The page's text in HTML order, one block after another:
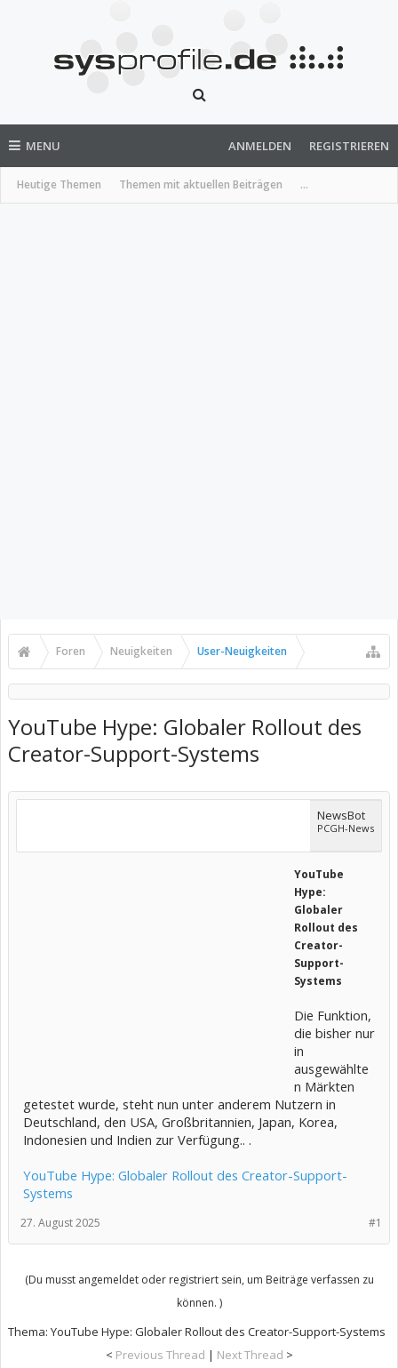
MENU
Heutige Themen Themen mit aktuellen Beiträgen ...
ANMELDEN REGISTRIEREN
Foren Neuigkeiten User-Neuigkeiten
YouTube Hype: Globaler Rollout des
Creator-Support-Systems
NewsBot
PCGH-News
YouTube
Hype:
Globaler
Rollout des
Creator-
Support-
Systems
Die Funktion,
die bisher nur
in
ausgewählte
n Märkten
getestet wurde, steht nun unter anderem Nutzern in
Deutschland, den USA, Großbritannien, Japan, Korea,
Indonesien und Indien zur Verfügung.. .
YouTube Hype: Globaler Rollout des Creator-Support-
Systems
#1
27. August 2025
(Du musst angemeldet oder registriert sein, um Beiträge verfassen zu
können. )
Thema: YouTube Hype: Globaler Rollout des Creator-Support-Systems
< Previous Thread | Next Thread >